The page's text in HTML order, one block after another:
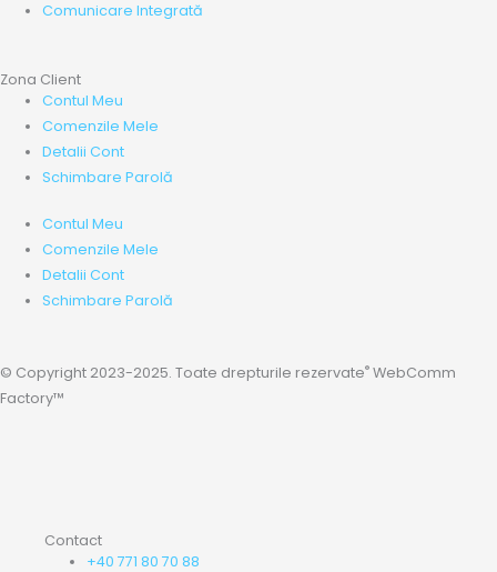
Comunicare Integrată
Zona Client
Contul Meu
Comenzile Mele
Detalii Cont
Schimbare Parolă
Contul Meu
Comenzile Mele
Detalii Cont
Schimbare Parolă
© Copyright 2023-2025. Toate drepturile rezervate® WebComm
Factory™
Contact
+40 771 80 70 88